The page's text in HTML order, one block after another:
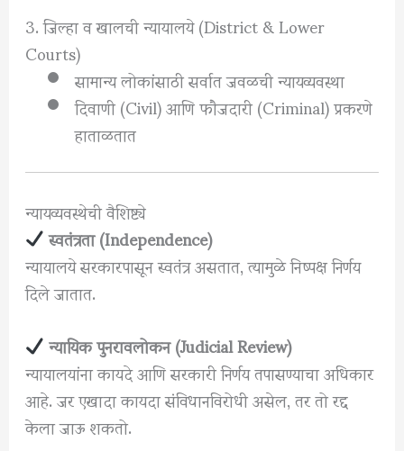
3. जिल्हा व खालची न्यायालये (District & Lower
Courts)
सामान्य लोकांसाठी सर्वात जवळची न्यायव्यवस्था
दिवाणी (Civil) आणि फौजदारी (Criminal) प्रकरणे
हाताळतात
न्यायव्यवस्थेची वैशिष्ट्ये
स्वतंत्रता (Independence)
न्यायालये सरकारपासून स्वतंत्र असतात, त्यामुळे निष्पक्ष निर्णय
दिले जातात.
न्यायिक पुनरावलोकन (Judicial Review)
न्यायालयांना कायदे आणि सरकारी निर्णय तपासण्याचा अधिकार
आहे. जर एखादा कायदा संविधानविरोधी असेल, तर तो रद्द
केला जाऊ शकतो.